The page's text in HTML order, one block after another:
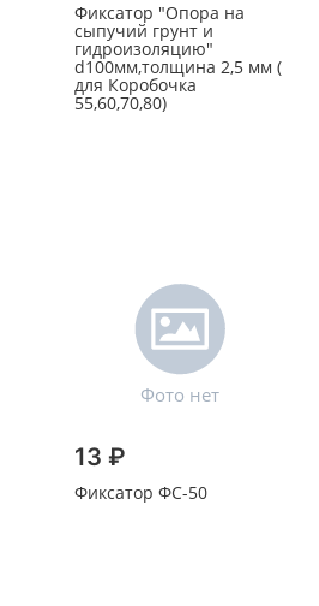
Фиксатор "Опора на
сыпучий грунт и
гидроизоляцию"
d100мм,толщина 2,5 мм (
для Коробочка
55,60,70,80)
13 ₽
Фиксатор ФС-50